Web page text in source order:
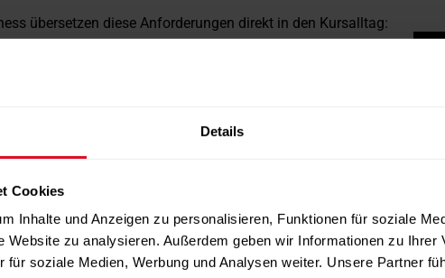
Details
Cookies
Inhalte und Anzeigen zu personalisieren, Funktionen für soziale
Website zu analysieren. Außerdem geben wir Informationen zu Ihrer
für soziale Medien, Werbung und Analysen weiter. Unsere Partner
übersetzen diese Anforderungen direkt in den Kursalltag:
sind eng mit sozialen Kompetenzen verbunden.
geben, sondern Menschen gezielt zu begleiten. Dazu
wie motivierendes Feedback und individuelle Optionen
Perspektive unterstützt differenziertes
damit intrinsische
darin, Korrekturen respektvoll zu formulieren, Teilnehmende
Connecting beschreibt den bewussten Aufbau von
hier oft den Unterschied: Teilnehmende mit Namen
zeigen oder nach einem Kurs kurz nachfragen, wie
– ein zentraler Faktor für langfristige